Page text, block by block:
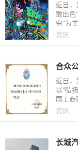
近日，
敢出色
穷”为
力，以
资讯
近日，
以“弘
国工
江合众
资讯